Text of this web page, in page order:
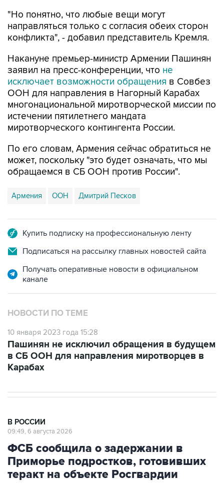
"Но понятно, что любые вещи могут
направляться только с согласия обеих сторон
конфликта", - добавил представитель Кремля.
Накануне премьер-министр Армении Пашинян
заявил на пресс-конференции, что не
исключает возможности обращения в Совбез
ООН для направления в Нагорный Карабах
многонациональной миротворческой миссии по
истечении пятилетнего мандата
миротворческого контингента России.
По его словам, Армения сейчас обратиться не
может, поскольку "это будет означать, что мы
обращаемся в СБ ООН против России".
Армения ООН Дмитрий Песков
Купить подписку на профессиональную ленту
Подписаться на рассылку главных новостей сайта
Получать оперативные новости в официальном
канале
НОВОСТИ ПО ТЕМЕ
10 января 2023 года 15:28
Пашинян не исключил обращения в будущем
в СБ ООН для направления миротворцев в
Карабах
В РОССИИ
09:49, 6 августа 2026
ФСБ сообщила о задержании в
Приморье подростков, готовивших
теракт на объекте Росгвардии